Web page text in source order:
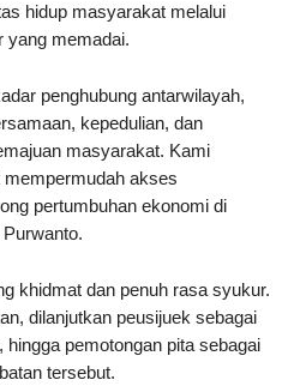
hidup masyarakat melalui
yang memadai.
penghubung antarwilayah,
kepedulian, dan
masyarakat. Kami
mempermudah akses
pertumbuhan ekonomi di
khidmat dan penuh rasa syukur.
dilanjutkan peusijuek sebagai
pemotongan pita sebagai
tersebut.